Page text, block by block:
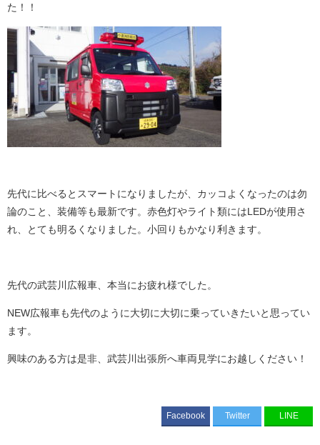
た！！
先代に比べるとスマートになりましたが、カッコよくなったのは勿
論のこと、装備等も最新です。赤色灯やライト類にはLEDが使用さ
れ、とても明るくなりました。小回りもかなり利きます。
先代の武芸川広報車、本当にお疲れ様でした。
NEW広報車も先代のように大切に大切に乗っていきたいと思ってい
ます。
興味のある方は是非、武芸川出張所へ車両見学にお越しください！
Facebook Twitter LINE